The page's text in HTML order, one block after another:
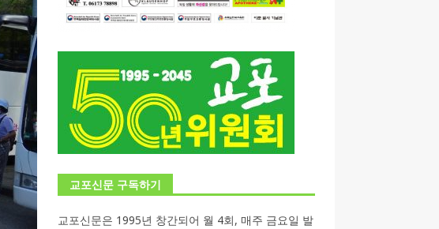
교포신문 구독하기
교포신문은 1995년 창간되어 월 4회, 매주 금요일 발